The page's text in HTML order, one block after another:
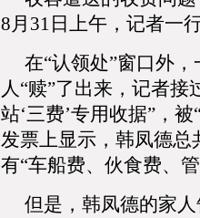
8月31日上午，记者一
在“认领处”窗口外，
人“赎”了出来，记者
站‘三费’专用收据”，
发票上显示，韩凤德总
有“车船费、伙食费、
但是，韩凤德的家人